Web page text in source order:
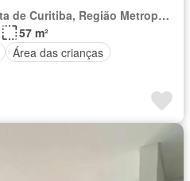
Região Geográfica Imediata de Curitiba, Região Metropolitana de Curitiba
57 m²
Área das crianças